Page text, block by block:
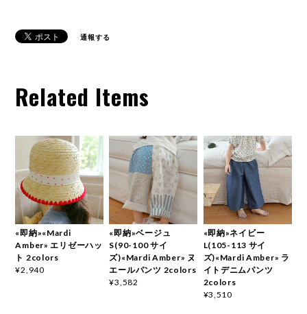
通報する
Related Items
«即納»«Mardi
Amber» エリゼーハッ
ト 2colors
¥2,940
«即納»ベージュ
S(90-100 サイ
ズ)«Mardi Amber» ヌ
エールパンツ 2colors
¥3,582
«即納»ネイビー
L(105-113 サイ
ズ)«Mardi Amber» ラ
イトデニムパンツ
2colors
¥3,510